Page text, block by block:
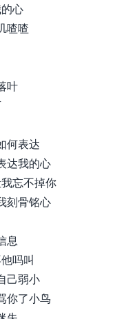
心
喳喳
叶
何表达
达我的心
忘不掉你
刻骨铭心
息
吗叫
己弱小
你了小鸟